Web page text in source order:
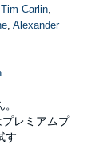
Tim Carlin,
, Alexander
レミアムプ
す